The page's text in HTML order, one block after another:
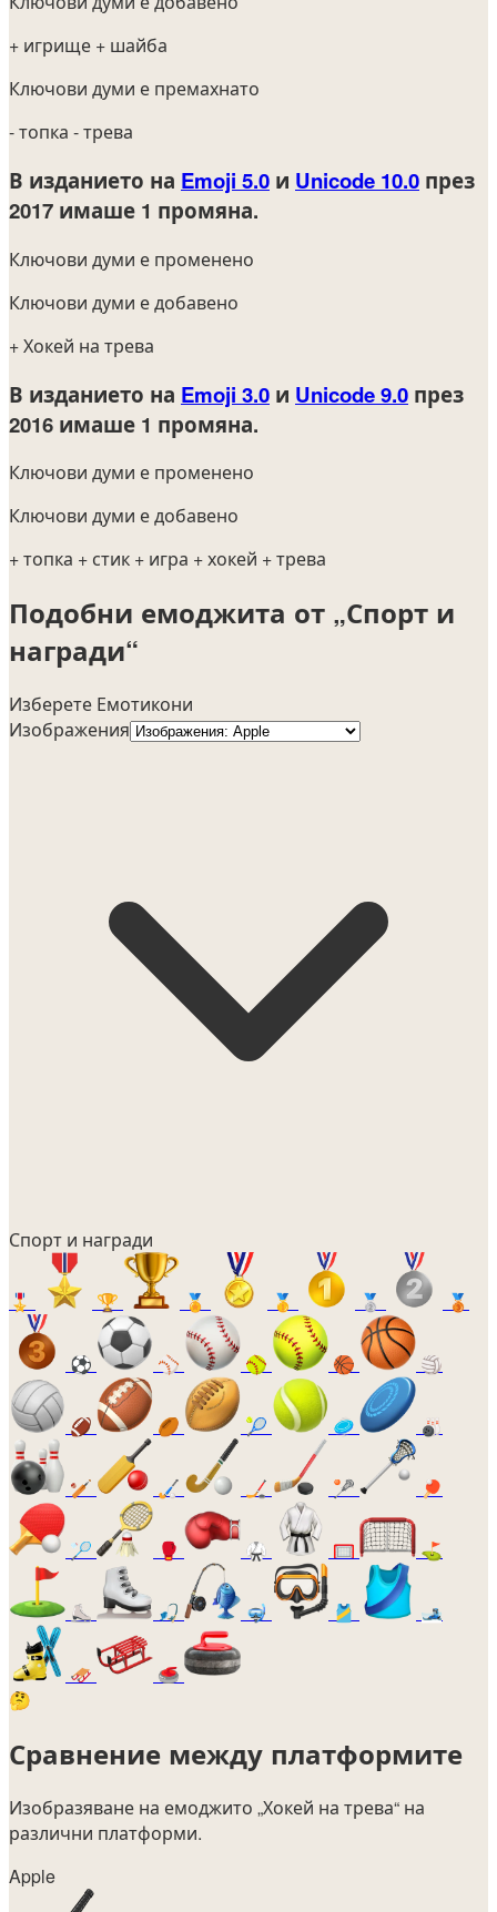
+ игрище + шайба
Ключови думи е премахнато
- топка - трева
В изданието на Emoji 5.0 и Unicode 10.0 през
2017 имаше 1 промяна.
Ключови думи е променено
Ключови думи е добавено
+ Хокей на трева
В изданието на Emoji 3.0 и Unicode 9.0 през
2016 имаше 1 промяна.
Ключови думи е променено
Ключови думи е добавено
+ топка + стик + игра + хокей + трева
Подобни емоджита от „Спорт и
награди“
Изберете Емотикони
Изображения
Спорт и награди
🎖️ 🏆 🏅 🥇 🥈 🥉
⚽ ⚾ 🥎 🏀 🏐
🏈 🏉 🎾 🥏 🎳
🏏 🏑 🏒 🥍 🏓
🏸 🥊 🥋 🥅 ⛳
⛸️ 🎣 🤿 🎽 🎿
🛷
🥌
🤔
Сравнение между платформите
Изобразяване на емоджито „Хокей на трева“ на
различни платформи.
Apple